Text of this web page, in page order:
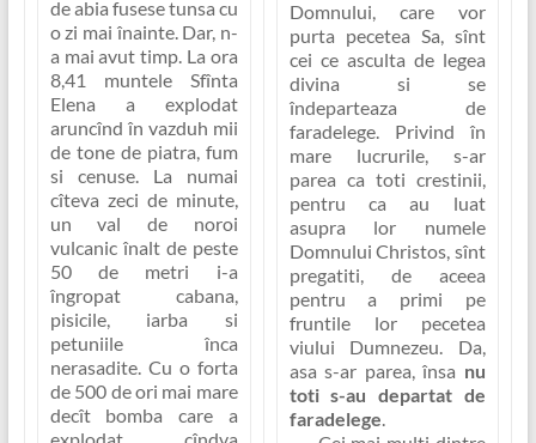
de abia fusese tunsa cu
o zi mai înainte. Dar, n-
a mai avut timp. La ora
8,41 muntele Sfînta
Elena a explodat
aruncînd în vazduh mii
de tone de piatra, fum
si cenuse. La numai
cîteva zeci de minute,
un val de noroi
vulcanic înalt de peste
50 de metri i-a
îngropat cabana,
pisicile, iarba si
petuniile înca
nerasadite. Cu o forta
de 500 de ori mai mare
decît bomba care a
Domnului, care vor
purta pecetea Sa, sînt
cei ce asculta de legea
divina si se
îndeparteaza de
faradelege. Privind în
mare lucrurile, s-ar
parea ca toti crestinii,
pentru ca au luat
asupra lor numele
Domnului Christos, sînt
pregatiti, de aceea
pentru a primi pe
fruntile lor pecetea
viului Dumnezeu. Da,
asa s-ar parea, însa nu
toti s-au departat de
faradelege.